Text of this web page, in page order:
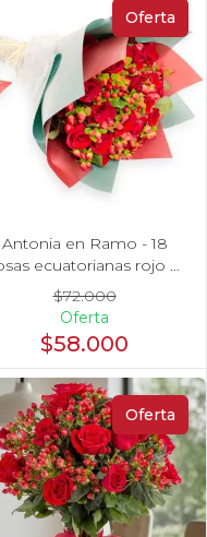
Oferta
Antonia en Ramo - 18
ecuatorianas rojo e
hypericum
$72.000
Oferta
$58.000
Oferta